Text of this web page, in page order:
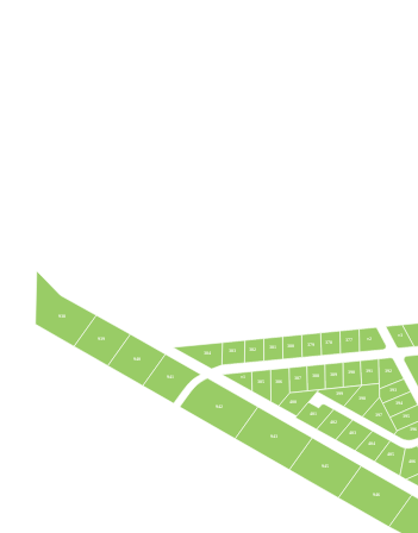
т2
377
378
379
380
381
382
383
384
т1
385
386
387 388 389 390 391 392
393
394
395
396
397
398
399
400
401
402
403
404
405
406
т3
945
938
939
940
941
942
946
943